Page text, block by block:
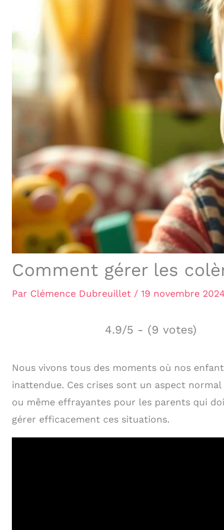
Comment gérer les
Par Clémence Dubreuillet / 19 novembre 2024
4.9/5 - (9 votes)
Nous vivons tous des moments où nos
inattendue. Ces crises sont un aspect
ou même effrayantes pour les parents qui
gérer efficacement ces situations.